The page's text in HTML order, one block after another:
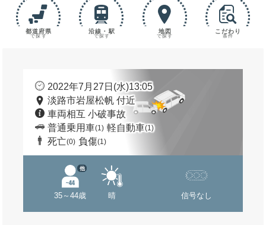
都道府県
で探す
沿線・駅
で探す
地図
で探す
こだわり
条件
2022年7月27日(水)13:05
淡路市岩屋松帆 付近
車両相互 小破事故
普通乗用車(1) 軽自動車(1)
死亡(0) 負傷(1)
35～44歳
他
晴 信号なし